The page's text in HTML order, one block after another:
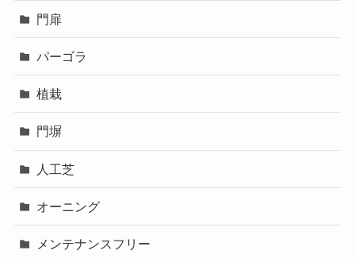
門扉
パーゴラ
植栽
門塀
人工芝
オーニング
メンテナンスフリー